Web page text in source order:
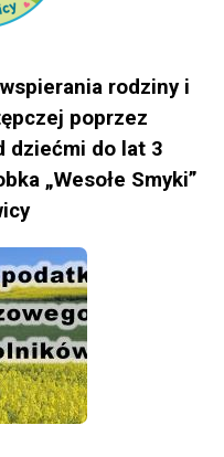
rodziny i
poprzez
dziećmi do lat 3
„Wesołe Smyki”